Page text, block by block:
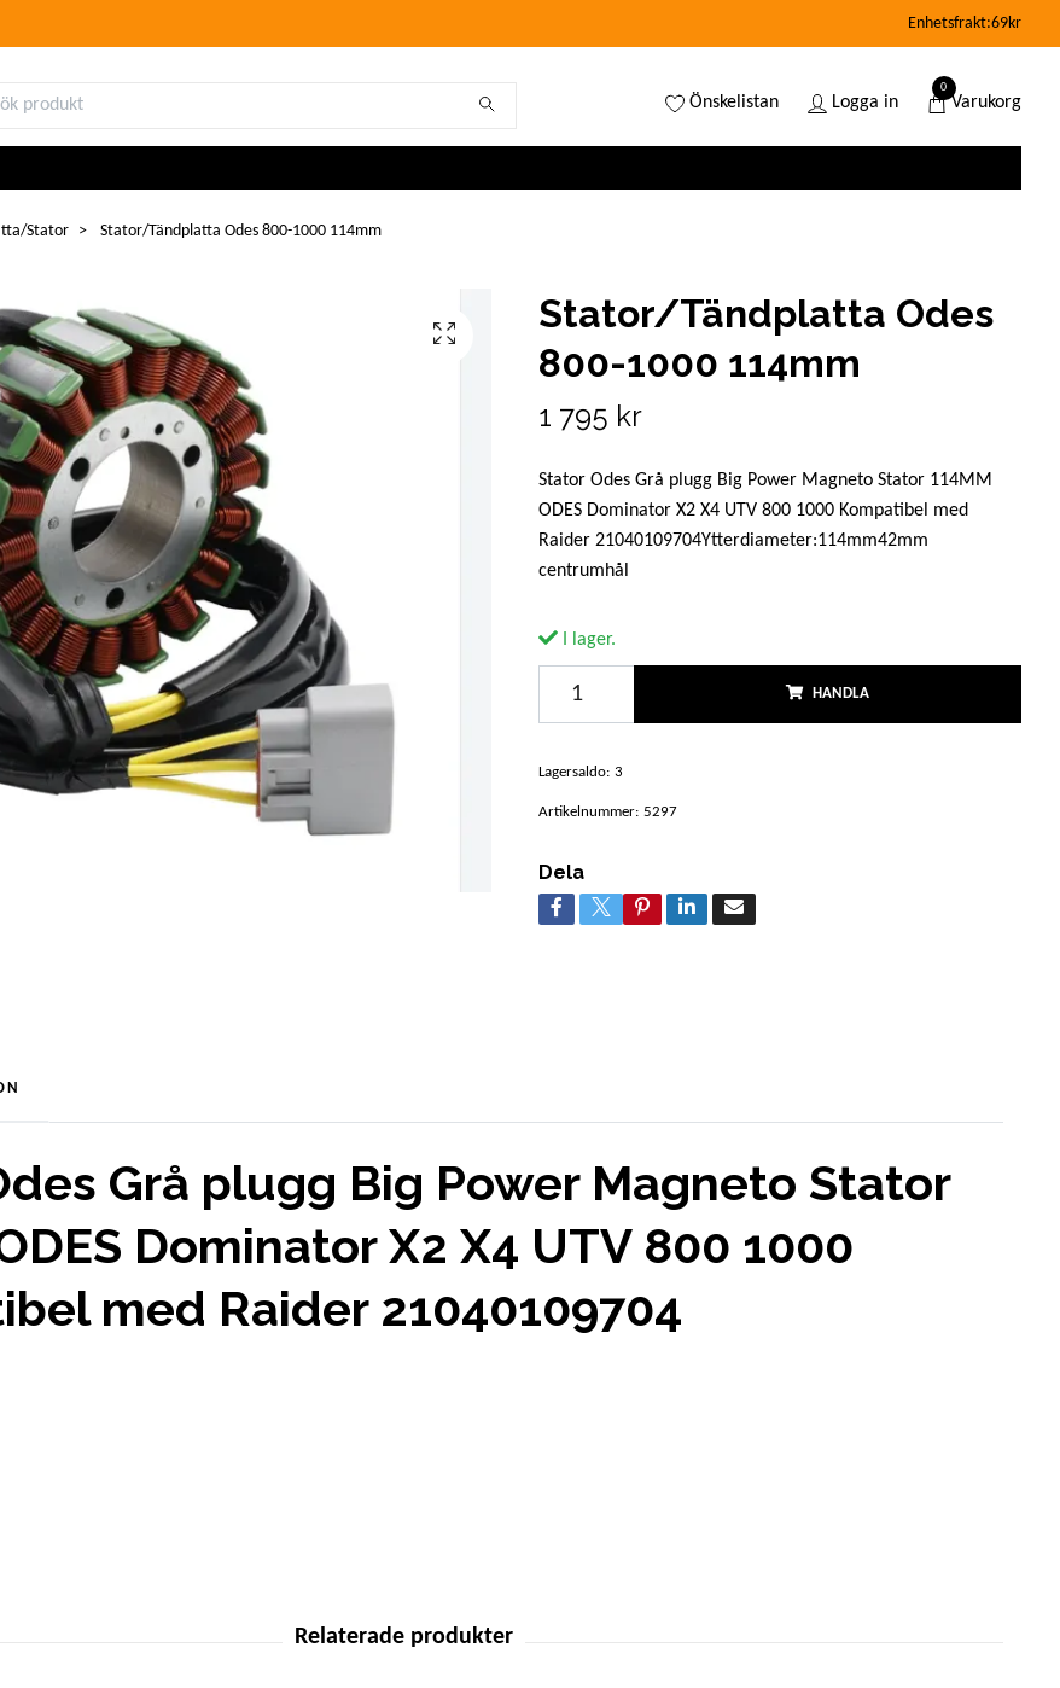
Enhetsfrakt:69kr
Önskelistan Logga in
0
Varukorg
Stator Stator/Tändplatta Odes 800-1000 114mm
Stator/Tändplatta Odes
800-1000 114mm
1 795 kr
Stator Odes Grå plugg Big Power Magneto Stator 114MM
ODES Dominator X2 X4 UTV 800 1000 Kompatibel med
Raider 21040109704Ytterdiameter:114mm42mm
centrumhål
I lager.
HANDLA
Lagersaldo: 3
Artikelnummer: 5297
Dela
Grå plugg Big Power Magneto Stator
Dominator X2 X4 UTV 800 1000
med Raider 21040109704